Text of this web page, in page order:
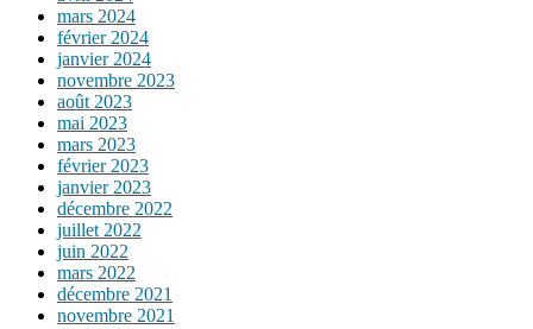
mars 2024
février 2024
janvier 2024
novembre 2023
août 2023
mai 2023
mars 2023
février 2023
janvier 2023
décembre 2022
juillet 2022
juin 2022
mars 2022
décembre 2021
novembre 2021